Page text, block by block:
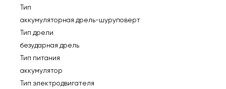
в
кор.
Тип
аккумуляторная дрель-шуруповерт
Тип дрели
безударная дрель
Тип питания
аккумулятор
Тип электродвигателя